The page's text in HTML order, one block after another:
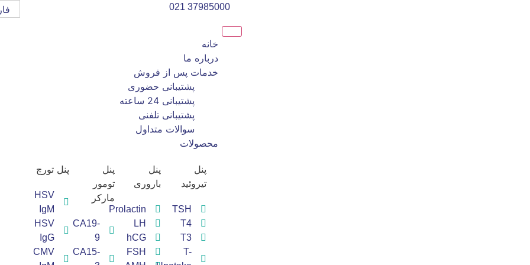
37985000 021
خانه
درباره ما
خدمات پس از فروش
پشتیبانی حضوری
پشتیبانی 24 ساعته
پشتیبانی تلفنی
سوالات متداول
محصولات
پنل
تیروئید
TSH
T4
T3
T-
پنل
باروری
Prolactin
LH
hCG
FSH
پنل
تومور
مارکر
CA19-
9
CA15-
پنل تورچ
HSV
IgM
HSV
IgG
CMV